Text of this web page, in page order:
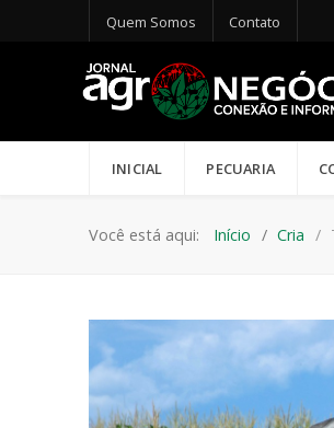
Quem Somos Contato
INICIAL PECUARIA
Você está aqui: Início Cria